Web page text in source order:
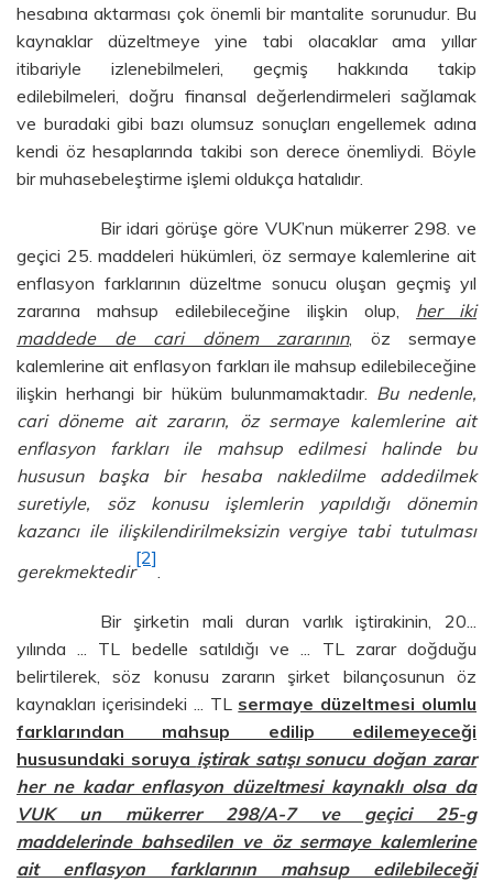
hesabına aktarması çok önemli bir mantalite sorunudur. Bu
kaynaklar düzeltmeye yine tabi olacaklar ama yıllar
itibariyle izlenebilmeleri, geçmiş hakkında takip
edilebilmeleri, doğru finansal değerlendirmeleri sağlamak
ve buradaki gibi bazı olumsuz sonuçları engellemek adına
kendi öz hesaplarında takibi son derece önemliydi. Böyle
bir muhasebeleştirme işlemi oldukça hatalıdır.
Bir idari görüşe göre VUK’nun mükerrer 298. ve
geçici 25. maddeleri hükümleri, öz sermaye kalemlerine ait
enflasyon farklarının düzeltme sonucu oluşan geçmiş yıl
zararına mahsup edilebileceğine ilişkin olup, her iki
maddede de cari dönem zararının, öz sermaye
kalemlerine ait enflasyon farkları ile mahsup edilebileceğine
ilişkin herhangi bir hüküm bulunmamaktadır. Bu nedenle,
cari döneme ait zararın, öz sermaye kalemlerine ait
enflasyon farkları ile mahsup edilmesi halinde bu
hususun başka bir hesaba nakledilme addedilmek
suretiyle, söz konusu işlemlerin yapıldığı dönemin
kazancı ile ilişkilendirilmeksizin vergiye tabi tutulması
gerekmektedir
[2]
.
Bir şirketin mali duran varlık iştirakinin, 20...
yılında ... TL bedelle satıldığı ve ... TL zarar doğduğu
belirtilerek, söz konusu zararın şirket bilançosunun öz
kaynakları içerisindeki ... TL sermaye düzeltmesi olumlu
farklarından mahsup edilip edilemeyeceği
hususundaki soruya iştirak satışı sonucu doğan zarar
her ne kadar enflasyon düzeltmesi kaynaklı olsa da
VUK un mükerrer 298/A-7 ve geçici 25-g
maddelerinde bahsedilen ve öz sermaye kalemlerine
ait enflasyon farklarının mahsup edilebileceği